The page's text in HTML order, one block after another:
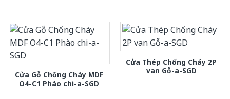
Cửa Gỗ Chống Cháy MDF
O4-C1 Phào chi-a-SGD
Cửa Thép Chống Cháy 2P
van Gỗ-a-SGD